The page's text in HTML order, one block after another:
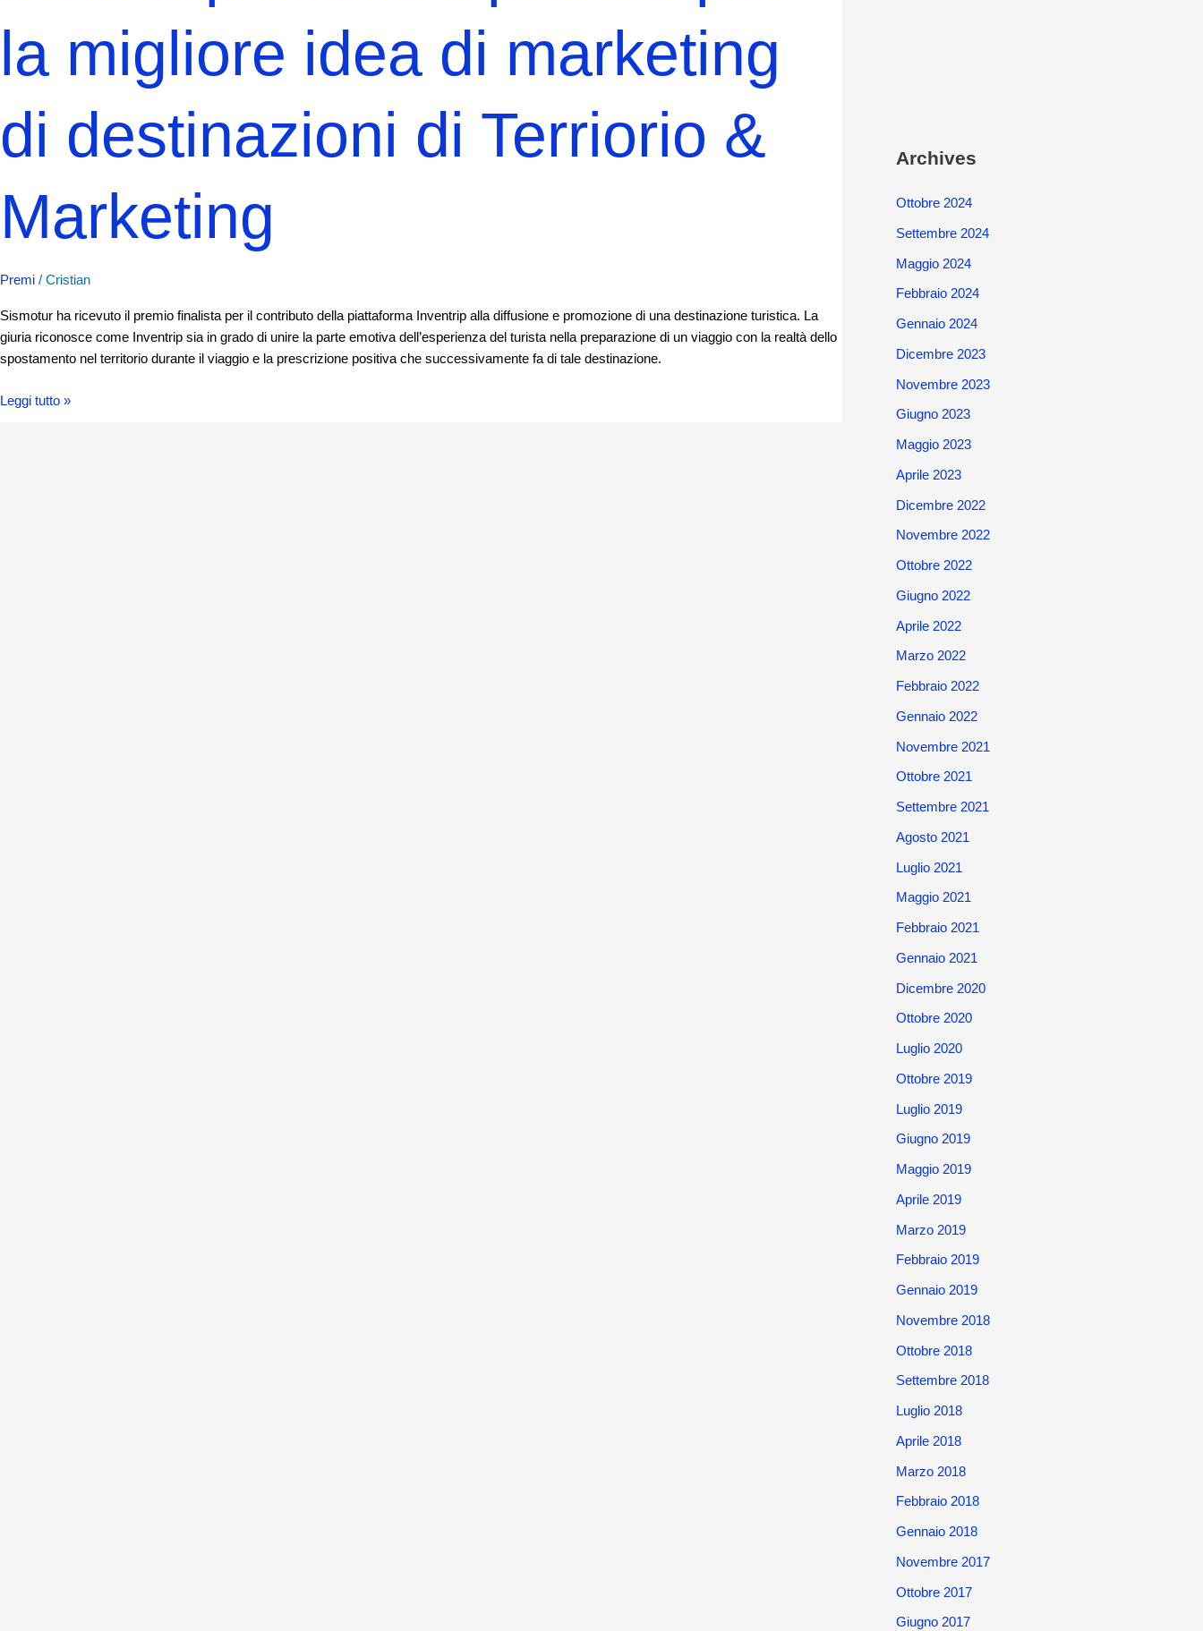
la migliore idea di marketing
di destinazioni di Terriorio &
Marketing
Premi / Cristian
Sismotur ha ricevuto il premio finalista per il contributo della piattaforma Inventrip alla diffusione e promozione di una destinazione turistica. La
giuria riconosce come Inventrip sia in grado di unire la parte emotiva dell’esperienza del turista nella preparazione di un viaggio con la realtà dello
spostamento nel territorio durante il viaggio e la prescrizione positiva che successivamente fa di tale destinazione.
Leggi tutto »
Archives
Ottobre 2024
Settembre 2024
Maggio 2024
Febbraio 2024
Gennaio 2024
Dicembre 2023
Novembre 2023
Giugno 2023
Maggio 2023
Aprile 2023
Dicembre 2022
Novembre 2022
Ottobre 2022
Giugno 2022
Aprile 2022
Marzo 2022
Febbraio 2022
Gennaio 2022
Novembre 2021
Ottobre 2021
Settembre 2021
Agosto 2021
Luglio 2021
Maggio 2021
Febbraio 2021
Gennaio 2021
Dicembre 2020
Ottobre 2020
Luglio 2020
Ottobre 2019
Luglio 2019
Giugno 2019
Maggio 2019
Aprile 2019
Marzo 2019
Febbraio 2019
Gennaio 2019
Novembre 2018
Ottobre 2018
Settembre 2018
Luglio 2018
Aprile 2018
Marzo 2018
Febbraio 2018
Gennaio 2018
Novembre 2017
Ottobre 2017
Giugno 2017